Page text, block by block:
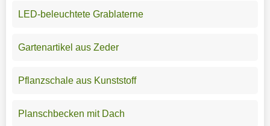
LED-beleuchtete Grablaterne
Gartenartikel aus Zeder
Pflanzschale aus Kunststoff
Planschbecken mit Dach